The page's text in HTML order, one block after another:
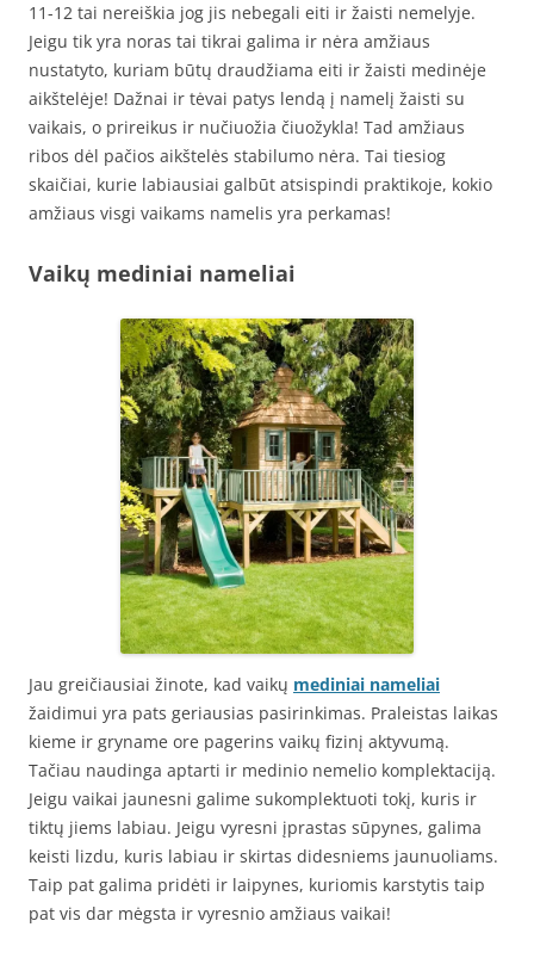
11-12 tai nereiškia jog jis nebegali eiti ir žaisti nemelyje.
Jeigu tik yra noras tai tikrai galima ir nėra amžiaus
nustatyto, kuriam būtų draudžiama eiti ir žaisti medinėje
aikštelėje! Dažnai ir tėvai patys lendą į namelį žaisti su
vaikais, o prireikus ir nučiuožia čiuožykla! Tad amžiaus
ribos dėl pačios aikštelės stabilumo nėra. Tai tiesiog
skaičiai, kurie labiausiai galbūt atsispindi praktikoje, kokio
amžiaus visgi vaikams namelis yra perkamas!
Vaikų mediniai nameliai
Jau greičiausiai žinote, kad vaikų mediniai nameliai
žaidimui yra pats geriausias pasirinkimas. Praleistas laikas
kieme ir gryname ore pagerins vaikų fizinį aktyvumą.
Tačiau naudinga aptarti ir medinio nemelio komplektaciją.
Jeigu vaikai jaunesni galime sukomplektuoti tokį, kuris ir
tiktų jiems labiau. Jeigu vyresni įprastas sūpynes, galima
keisti lizdu, kuris labiau ir skirtas didesniems jaunuoliams.
Taip pat galima pridėti ir laipynes, kuriomis karstytis taip
pat vis dar mėgsta ir vyresnio amžiaus vaikai!